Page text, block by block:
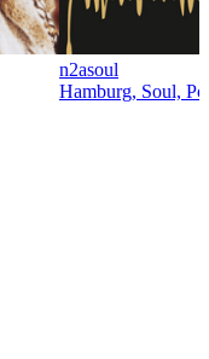
n2asoul
Hamburg, Soul,